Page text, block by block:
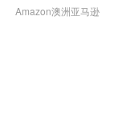
Amazon澳洲亚马逊